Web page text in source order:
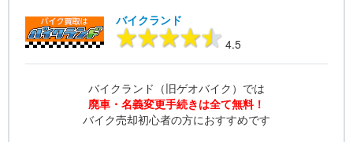
バイクランド
4.5
バイクランド（旧ゲオバイク）では
廃車・名義変更手続きは全て無料！
バイク売却初心者の方におすすめです